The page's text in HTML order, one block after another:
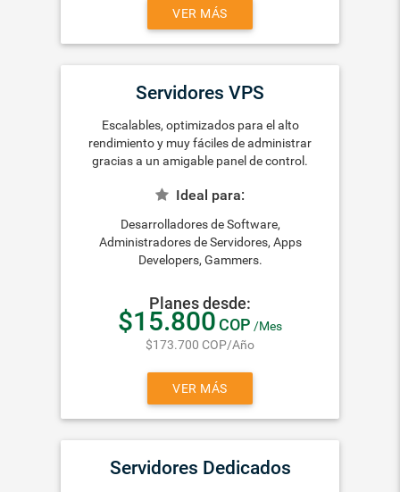
VER MÁS
Servidores VPS
Escalables, optimizados para el alto
rendimiento y muy fáciles de administrar
gracias a un amigable panel de control.
Ideal para:
Desarrolladores de Software,
Administradores de Servidores, Apps
Developers, Gammers.
Planes desde:
$15.800COP /Mes
$173.700 COP/Año
VER MÁS
Servidores Dedicados